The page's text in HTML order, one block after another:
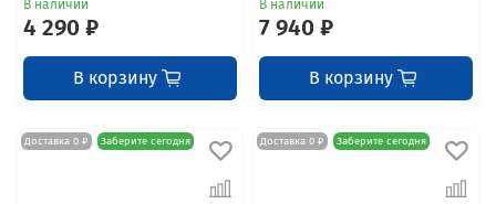
В наличии
4 290 ₽
В корзину
В наличии
7 940 ₽
В корзину
Доставка 0 ₽ Заберите сегодня Доставка 0 ₽ Заберите сегодня